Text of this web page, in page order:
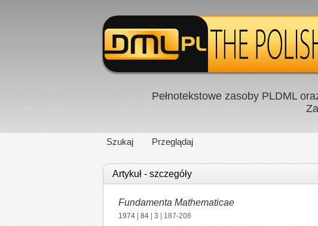
Pełnotekstowe zasoby PLDML
Szukaj Przeglądaj
Artykuł - szczegóły
Fundamenta Mathematicae
1974 84 3 | 187-208